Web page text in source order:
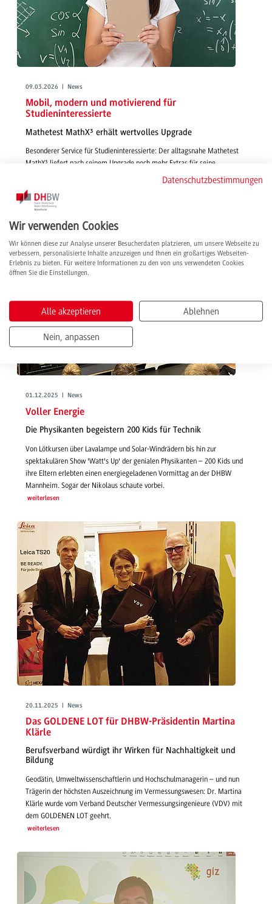
09.03.2026 | News
Mobil, modern und motivierend für
Studieninteressierte
Mathetest MathX³ erhält wertvolles Upgrade
Besonderer Service für Studieninteressierte: Der alltagsnahe Mathetest
MathX³ liefert nach seinem Upgrade noch mehr Extras für seine
User*innen – inkl. Zertifikat zum Highlighten der Studienplatzbewerbung.
weiterlesen
01.12.2025 | News
Voller Energie
Die Physikanten begeistern 200 Kids für Technik
Von Lötkursen über Lavalampe und Solar-Windrädern bis hin zur
spektakulären Show 'Watt's Up' der genialen Physikanten – 200 Kids und
ihre Eltern erlebten einen energiegeladenen Vormittag an der DHBW
Mannheim. Sogar der Nikolaus schaute vorbei.
weiterlesen
20.11.2025 | News
Das GOLDENE LOT für DHBW-Präsidentin Martina
Klärle
Berufsverband würdigt ihr Wirken für Nachhaltigkeit und
Bildung
Geodätin, Umweltwissenschaftlerin und Hochschulmanagerin – und nun
Trägerin der höchsten Auszeichnung im Vermessungswesen: Dr. Martina
Klärle wurde vom Verband Deutscher Vermessungsingenieure (VDV) mit
dem GOLDENEN LOT geehrt.
weiterlesen
Datenschutzbestimmungen
Wir verwenden Cookies
Wir können diese zur Analyse unserer Besucherdaten platzieren, um unsere Webseite zu
verbessern, personalisierte Inhalte anzuzeigen und Ihnen ein großartiges Webseiten-
Erlebnis zu bieten. Für weitere Informationen zu den von uns verwendeten Cookies
öffnen Sie die Einstellungen.
Alle akzeptieren Ablehnen
Nein, anpassen